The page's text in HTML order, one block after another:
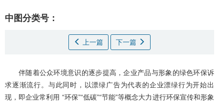
中图分类号：
上一篇 下一篇
伴随着公众环境意识的逐步提高，企业产品与形象的绿色环保诉
求逐渐流行。与此同时，以漂绿广告为代表的企业漂绿行为开始出
现，即企业常利用 “环保”“低碳”“节能”等概念大力进行环保宣传和形象